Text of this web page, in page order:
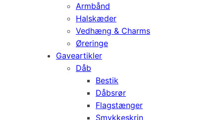
Armbånd
Halskæder
Vedhæng & Charms
Øreringe
Gaveartikler
Dåb
Bestik
Dåbsrør
Flagstænger
Smykkeskrin